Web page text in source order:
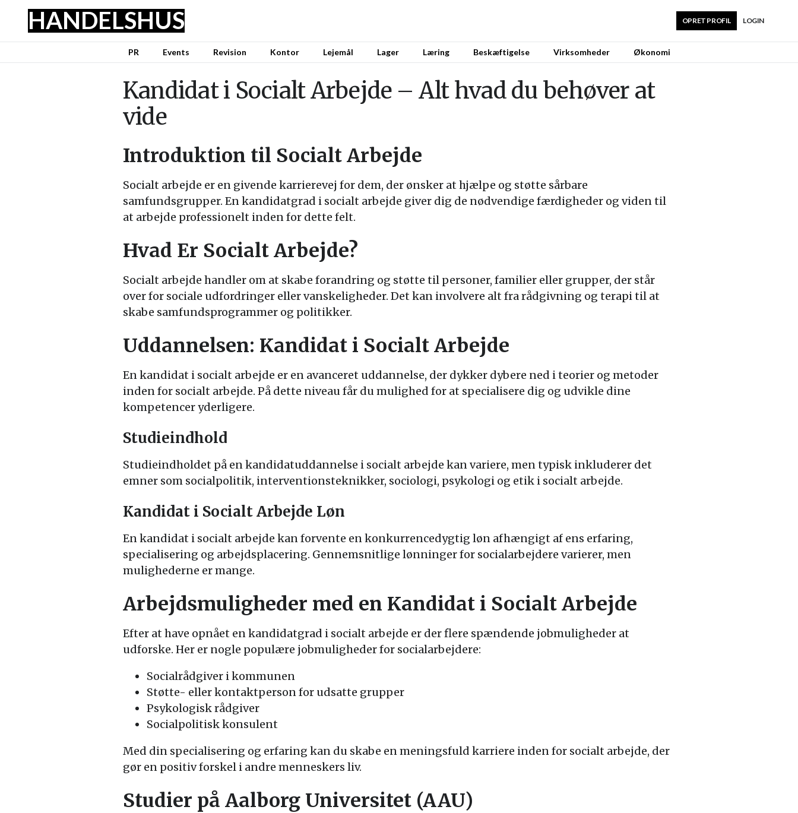
HANDELSHUS LOGIN
OPRET PROFIL
PR Events Revision Kontor Lejemål Lager Læring Beskæftigelse Virksomheder Økonomi
Kandidat i Socialt Arbejde – Alt hvad du behøver at
vide
Introduktion til Socialt Arbejde
Socialt arbejde er en givende karrierevej for dem, der ønsker at hjælpe og støtte sårbare
samfundsgrupper. En kandidatgrad i socialt arbejde giver dig de nødvendige færdigheder og viden til
at arbejde professionelt inden for dette felt.
Hvad Er Socialt Arbejde?
Socialt arbejde handler om at skabe forandring og støtte til personer, familier eller grupper, der står
over for sociale udfordringer eller vanskeligheder. Det kan involvere alt fra rådgivning og terapi til at
skabe samfundsprogrammer og politikker.
Uddannelsen: Kandidat i Socialt Arbejde
En kandidat i socialt arbejde er en avanceret uddannelse, der dykker dybere ned i teorier og metoder
inden for socialt arbejde. På dette niveau får du mulighed for at specialisere dig og udvikle dine
kompetencer yderligere.
Studieindhold
Studieindholdet på en kandidatuddannelse i socialt arbejde kan variere, men typisk inkluderer det
emner som socialpolitik, interventionsteknikker, sociologi, psykologi og etik i socialt arbejde.
Kandidat i Socialt Arbejde Løn
En kandidat i socialt arbejde kan forvente en konkurrencedygtig løn afhængigt af ens erfaring,
specialisering og arbejdsplacering. Gennemsnitlige lønninger for socialarbejdere varierer, men
mulighederne er mange.
Arbejdsmuligheder med en Kandidat i Socialt Arbejde
Efter at have opnået en kandidatgrad i socialt arbejde er der flere spændende jobmuligheder at
udforske. Her er nogle populære jobmuligheder for socialarbejdere:
Socialrådgiver i kommunen
Støtte- eller kontaktperson for udsatte grupper
Psykologisk rådgiver
Socialpolitisk konsulent
Med din specialisering og erfaring kan du skabe en meningsfuld karriere inden for socialt arbejde, der
gør en positiv forskel i andre menneskers liv.
Studier på Aalborg Universitet (AAU)